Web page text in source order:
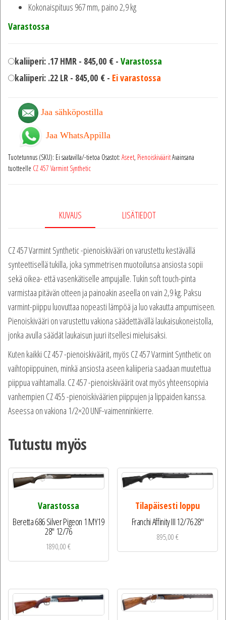
Kokonaispituus 967 mm, paino 2,9 kg
Varastossa
kaliiperi: .17 HMR - 845,00 € - Varastossa
kaliiperi: .22 LR - 845,00 € - Ei varastossa
Jaa sähköpostilla
Jaa WhatsAppilla
Tuotetunnus (SKU): Ei saatavilla/-tietoa Osastot: Aseet, PienoiskivääritAvainsana
tuotteelle CZ 457 Varmint Synthetic
KUVAUS LISÄTIEDOT
CZ 457 Varmint Synthetic -pienoiskivääri on varustettu kestävällä
synteettisellä tukilla, joka symmetrisen muotoilunsa ansiosta sopii
sekä oikea- että vasenkätiselle ampujalle. Tukin soft touch-pinta
varmistaa pitävän otteen ja painoakin aseella on vain 2,9 kg. Paksu
varmint-piippu luovuttaa nopeasti lämpöä ja luo vakautta ampumiseen.
Pienoiskivääri on varustettu vakiona säädettävällä laukaisukoneistolla,
jonka avulla säädät laukaisun juuri itsellesi mieluisaksi.
Kuten kaikki CZ 457 -pienoiskiväärit, myös CZ 457 Varmint Synthetic on
vaihtopiippuinen, minkä ansiosta aseen kaliiperia saadaan muutettua
piippua vaihtamalla. CZ 457 -pienoiskiväärit ovat myös yhteensopivia
vanhempien CZ 455 -pienoiskiväärien piippujen ja lippaiden kanssa.
Aseessa on vakiona 1/2×20 UNF-vaimenninkierre.
Tutustu myös
Varastossa
Beretta 686 Silver Pigeon 1 MY19
28″ 12/76
1890,00€
Tilapäisesti loppu
Franchi Affinity III 12/76 28″
895,00€